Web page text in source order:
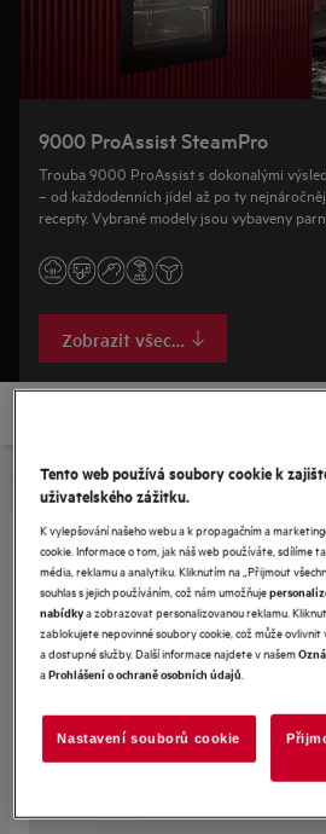
9000 ProAssist SteamPro
Trouba 9000 ProAssist s dokonalými
– od každodenních jídel až po ty
recepty. Vybrané modely jsou vybaveny
Zobrazit všechny
Tento web používá soubory cookie k
uživatelského zážitku.
K vylepšování našeho webu a k propagačním a
cookie. Informace o tom, jak náš web používáte, sdílíme
média, reklamu a analytiku. Kliknutím na „Přijmout
souhlas s jejich používáním, což nám umožňuje
nabídkya zobrazovat personalizovanou reklamu.
zablokujete nepovinné soubory cookie, což může
a dostupné služby. Další informace najdete v našem
aProhlášení o ochraně osobních údajů.
Nastavení souborů cookie